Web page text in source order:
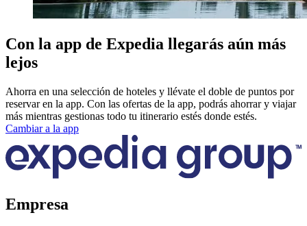
Con la app de Expedia llegarás aún más
lejos
Ahorra en una selección de hoteles y llévate el doble de puntos por
reservar en la app. Con las ofertas de la app, podrás ahorrar y viajar
más mientras gestionas todo tu itinerario estés donde estés.
Cambiar a la app
Empresa